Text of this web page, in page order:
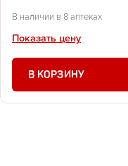
В наличии в 8 аптеках
Показать цену
В КОРЗИНУ